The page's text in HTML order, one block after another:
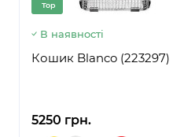
Top
В наявності
Кошик Blanco (223297)
5250 грн.